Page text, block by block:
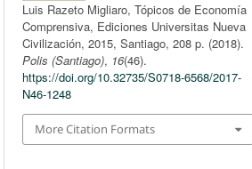
Luis Razeto Migliaro, Tópicos de Economía
Comprensiva, Ediciones Universitas Nueva
Civilización, 2015, Santiago, 208 p. (2018).
Polis (Santiago), 16(46).
https://doi.org/10.32735/S0718-6568/2017-
N46-1248
More Citation Formats